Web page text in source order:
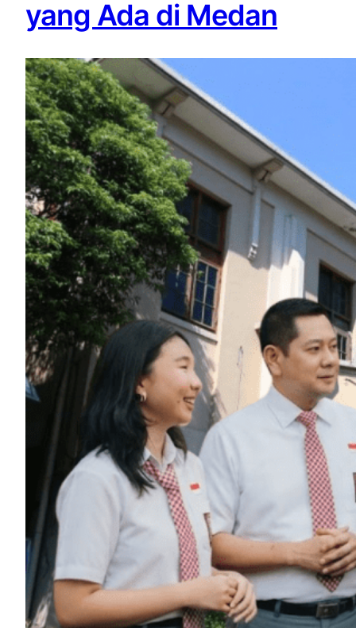
yang Ada di Medan